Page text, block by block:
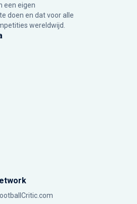
een eigen
doen en dat voor alle
wereldwijd.